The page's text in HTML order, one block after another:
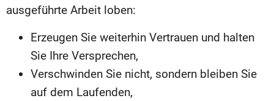
ausgeführte Arbeit loben:
Erzeugen Sie weiterhin Vertrauen und halten
Sie Ihre Versprechen,
Verschwinden Sie nicht, sondern bleiben Sie
auf dem Laufenden,